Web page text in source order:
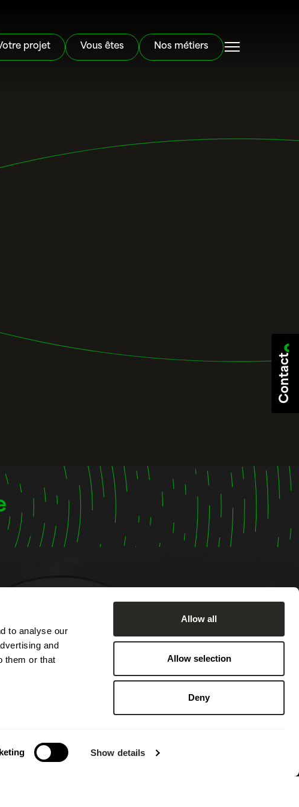
to analyse our
and
them or that
Show details
Allow all
Allow selection
Deny
projet Vous êtes Nos métiers
Contact
du lundi
à 17h00.
de congé